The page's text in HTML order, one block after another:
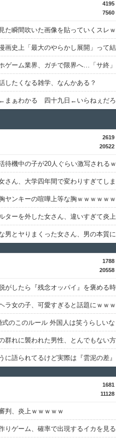
4195
7560
したくなる雑学、なんかある？
←まぁわかる 四十九日←いらねぇだろ
2619
20522
1788
20558
のこのルール 外国人は笑うらしいな
1681
11128
判、炎上ｗｗｗｗｗ